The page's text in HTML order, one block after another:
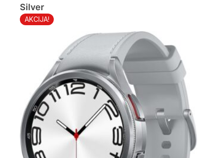
AKCIJA!
Silver